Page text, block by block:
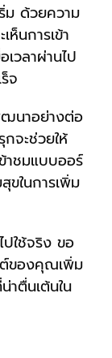
ม ด้วยความ
นการเข้า
วลาผ่านไป
จ
ฒนาอย่างต่อ
กจะช่วยให้
าชมแบบออร์
ในการเพิ่ม
ปใช้จริง ขอ
ต์ของคุณเพิ่ม
าตื่นเต้นใน